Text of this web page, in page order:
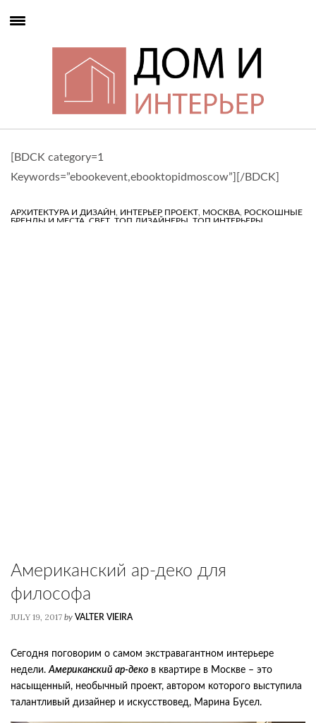
[BDCK category=1
Keywords=”ebookevent,ebooktopidmoscow”][/BDCK]
АРХИТЕКТУРА И ДИЗАЙН, ИНТЕРЬЕР ПРОЕКТ, МОСКВА, РОСКОШНЫЕ
БРЕНДЫ И МЕСТА СВЕТ ТОП ДИЗАЙНЕРЫ ТОП ИНТЕРЬЕРЫ
Американский ар-деко для
философа
JULY 19, 2017 by VALTER VIEIRA
Сегодня поговорим о самом экстравагантном интерьере
недели.Американский ар-деко в квартире в Москве – это
насыщенный, необычный проект, автором которого выступила
талантливый дизайнер и искусствовед, Марина Бусел.